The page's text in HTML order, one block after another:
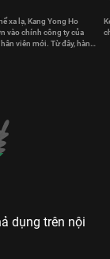
xa lạ, Kang Yong Ho
vào chính công ty của
viên mới. Từ đây, hành
dụng trên nội